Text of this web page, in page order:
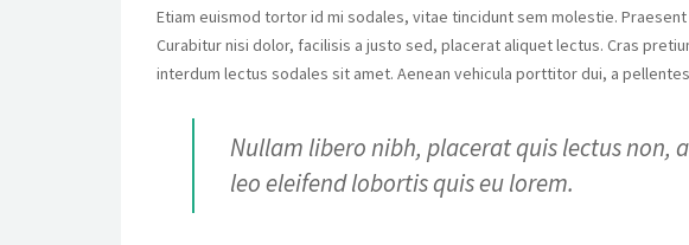
Etiam euismod tortor id mi sodales, vitae tincidunt sem molestie.
Curabitur nisi dolor, facilisis a justo sed, placerat aliquet lectus. Cras
interdum lectus sodales sit amet. Aenean vehicula porttitor dui, a
Nullam libero nibh, placerat quis lectus non,
leo eleifend lobortis quis eu lorem.